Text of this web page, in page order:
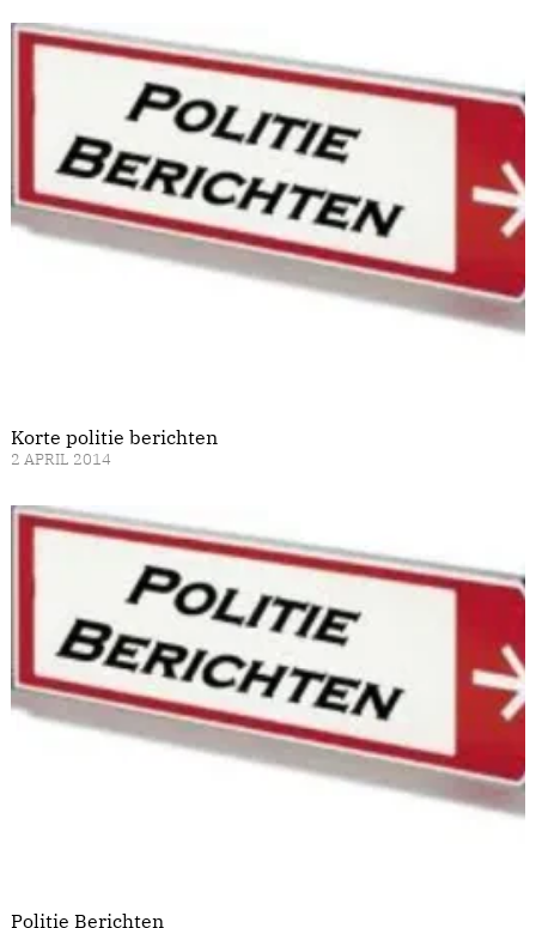
Korte politie berichten
2 APRIL 2014
Politie Berichten